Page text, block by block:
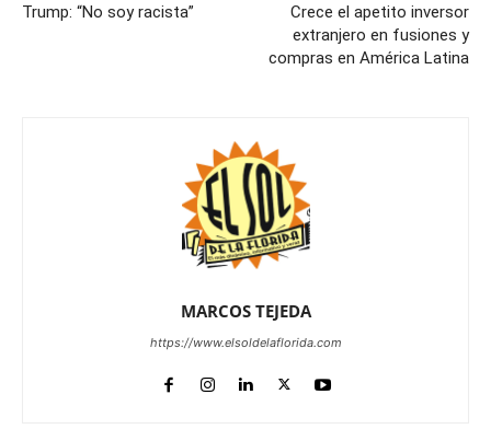
Trump: “No soy racista”
Crece el apetito inversor
extranjero en fusiones y
compras en América Latina
MARCOS TEJEDA
https://www.elsoldelaflorida.com